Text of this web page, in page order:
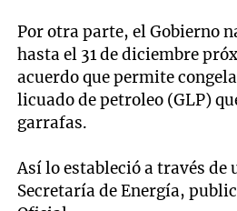
Por otra parte, el Gobierno
hasta el 31 de diciembre
acuerdo que permite
licuado de petroleo (GLP)
garrafas.
Así lo estableció a través de
Secretaría de Energía,